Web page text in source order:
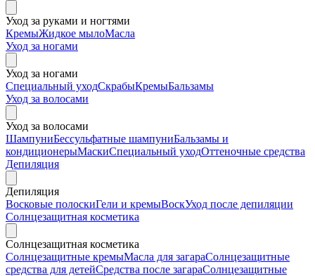
Уход за руками и ногтями
КремыЖидкое мылоМасла
Уход за ногами
Уход за ногами
Специальный уходСкрабыКремыБальзамы
Уход за волосами
Уход за волосами
ШампуниБессульфатные шампуниБальзамы и
кондиционерыМаскиСпециальный уходОттеночные средства
Депиляция
Депиляция
Восковые полоскиГели и кремыВоскУход после депиляции
Солнцезащитная косметика
Солнцезащитная косметика
Солнцезащитные кремыМасла для загараСолнцезащитные
средства для детейСредства после загараСолнцезащитные